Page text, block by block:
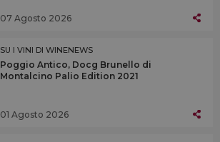
07 Agosto 2026
SU I VINI DI WINENEWS
Poggio Antico, Docg Brunello di
Montalcino Palio Edition 2021
01 Agosto 2026